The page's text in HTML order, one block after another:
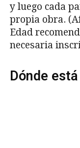
y luego cada
propia obra.
Edad
necesaria
Dónde está